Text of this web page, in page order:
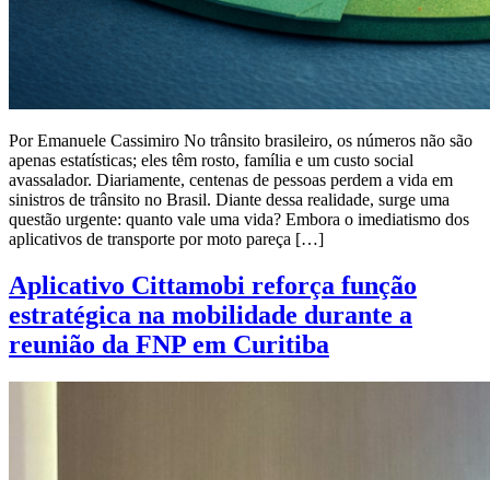
Por Emanuele Cassimiro No trânsito brasileiro, os números não são
apenas estatísticas; eles têm rosto, família e um custo social
avassalador. Diariamente, centenas de pessoas perdem a vida em
sinistros de trânsito no Brasil. Diante dessa realidade, surge uma
questão urgente: quanto vale uma vida? Embora o imediatismo dos
aplicativos de transporte por moto pareça […]
Aplicativo Cittamobi reforça função
estratégica na mobilidade durante a
reunião da FNP em Curitiba